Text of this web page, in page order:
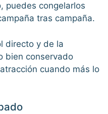
puedes congelarlos
tras campaña.
directo y de la
bien conservado
cuando más lo